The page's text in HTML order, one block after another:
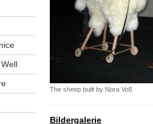
The sheep built by Nora Voß
Bildergalerie